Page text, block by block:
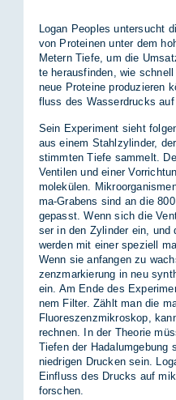
Lo­gan Peop­les un­ter­sucht
von Pro­te­inen un­ter dem
Me­tern Tie­fe, um die
te her­aus­fin­den, wie
neue Pro­te­ine pro­du­zie­ren
fluss des Was­ser­drucks
Sein Ex­pe­ri­ment sieht
aus ei­nem Stahl­zy­lin­der,
stimm­ten Tie­fe sam­melt.
Ven­ti­len und ei­ner
mo­le­kü­len.
ma-Gra­bens sind an die
ge­passt. Wenn sich die
ser in den Zy­lin­der ein, und
wer­den mit ei­ner spe­zi­ell
Wenn sie an­fan­gen zu
zenz­mar­kie­rung in neu
ein. Am Ende des
nem Fil­ter. Zählt man die
Fluo­res­zenz­mi­kro­skop,
rech­nen. In der Theo­rie
Tie­fen der Ha­dal­um­ge­bung
nied­ri­gen Dru­cken sein.
Ein­fluss des Drucks auf
for­schen.